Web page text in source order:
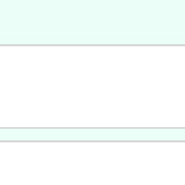
學軟體
函釋公